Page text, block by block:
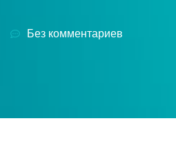
Без комментариев